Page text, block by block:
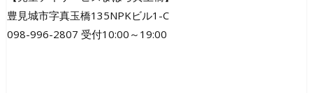
ゲ
豊見城市字真玉橋135NPKビル1-C
098-996-2807 受付10:00～19:00